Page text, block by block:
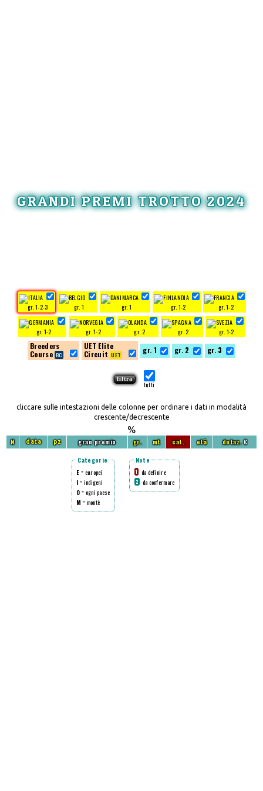
GRANDI PREMI TROTTO 2024
gr. 1-2-3 gr. 1 gr. 1 gr. 1-2 gr. 1-2
gr. 1-2 gr. 1-2 gr. 2 gr. 2 gr. 1-2
Breeders
Course
UET Elite
Circuit
gr. 1 gr. 2 gr. 3
tutti
cliccare sulle intestazioni delle colonne per ordinare i dati in modalità
crescente/decrescente
%
N data pz gran premio gr. mt cat. età dotaz.€
Categorie
E = europei
I = indigeni
O = ogni paese
M = montè
Note
1 da definire
2 da confermare